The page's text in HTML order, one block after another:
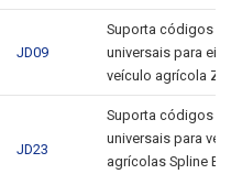
JD09
Suporta códigos
universais para
veículo agrícola
JD23
Suporta códigos
universais para
agrícolas Spline